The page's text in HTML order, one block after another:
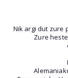
Nik argi dut zure
Zure